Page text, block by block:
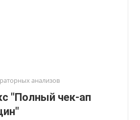
анализов
"Полный чек-ап